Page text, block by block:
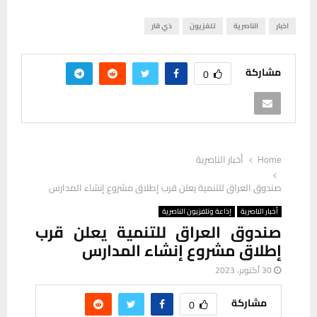
اخبار الناصرية تلفزيون ذي قار
مشاركة 0
Home
أخبار الناصرية
صندوق العراق للتنمية يعلن قرب إطلاق مشروع إنشاء المدارس
أخبار الناصرية إذاعة وتلفزيون الناصرية
صندوق العراق للتنمية يعلن قرب
إطلاق مشروع إنشاء المدارس
30 أكتوبر، 2023
مشاركة 0